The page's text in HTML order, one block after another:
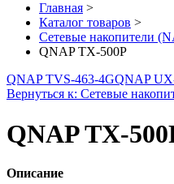
Главная >
Каталог товаров >
Сетевые накопители
QNAP TX-500P
QNAP TVS-463-4GQNAP
Вернуться к: Сетевые
QNAP TX-
Описание